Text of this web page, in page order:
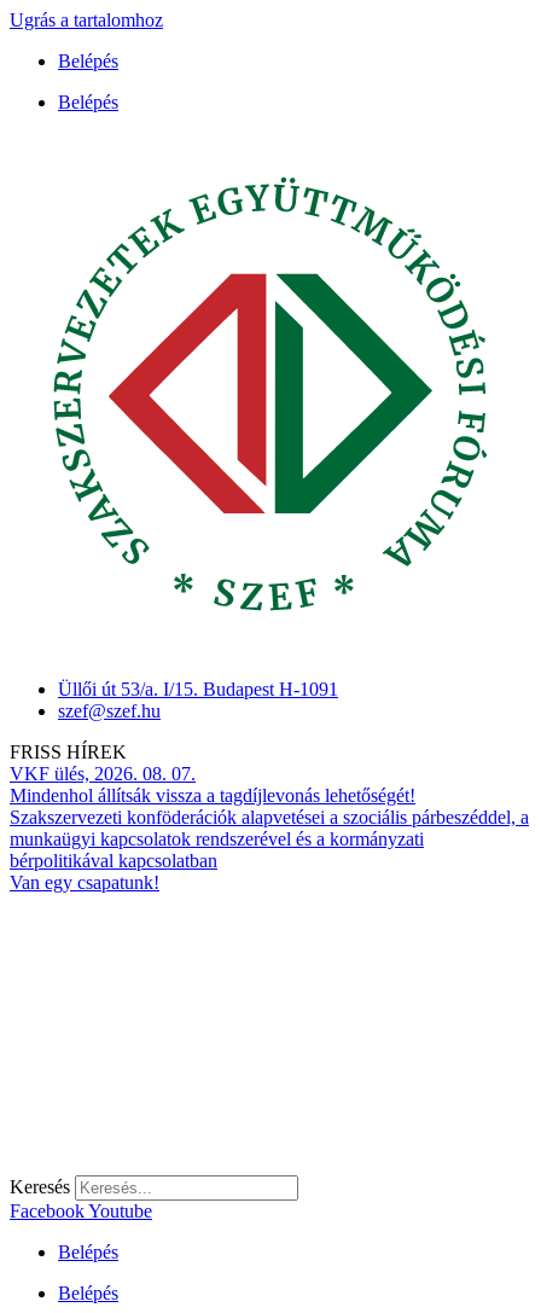
Ugrás a tartalomhoz
Belépés
Belépés
Üllői út 53/a. I/15. Budapest H-1091
szef@szef.hu
FRISS HÍREK
VKF ülés, 2026. 08. 07.
Mindenhol állítsák vissza a tagdíjlevonás lehetőségét!
Szakszervezeti konföderációk alapvetései a szociális párbeszéddel, a
munkaügyi kapcsolatok rendszerével és a kormányzati
bérpolitikával kapcsolatban
Van egy csapatunk!
Keresés
FacebookYoutube
Belépés
Belépés